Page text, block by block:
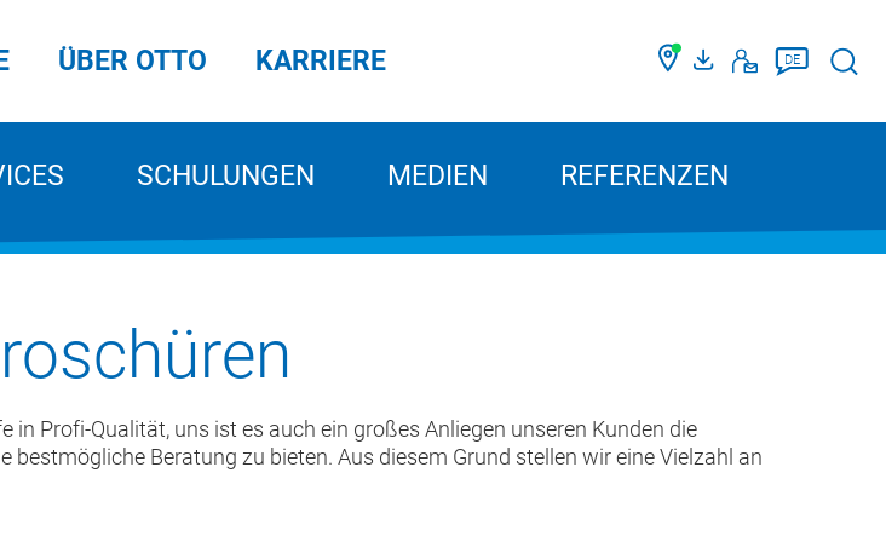
DE
SCHULUNGEN MEDIEN REFERENZEN
ÜBER OTTO KARRIERE
Profi-Qualität, uns ist es auch ein großes Anliegen unseren Kunden die
Beratung zu bieten. Aus diesem Grund stellen wir eine Vielzahl an